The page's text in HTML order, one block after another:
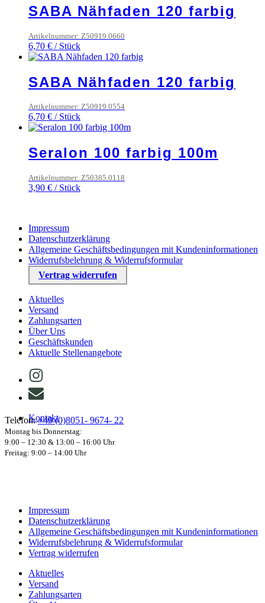
SABA Nähfaden 120 farbig
Artikelnummer: Z50919.0660
6,70 € / Stück
SABA Nähfaden 120 farbig
Artikelnummer: Z50919.0554
6,70 € / Stück
Seralon 100 farbig 100m
Artikelnummer: Z50385.0118
3,90 € / Stück
Impressum
Datenschutzerklärung
Allgemeine Geschäftsbedingungen mit Kundeninformationen
Widerrufsbelehrung & Widerrufsformular
Vertrag widerrufen
Aktuelles
Versand
Zahlungsarten
Über Uns
Geschäftskunden
Aktuelle Stellenangebote
Kontakt
Telefon:+49 (0)8051- 9674- 22
Montag bis Donnerstag:
9:00 – 12:30 & 13:00 – 16:00 Uhr
Freitag: 9:00 – 14:00 Uhr
Impressum
Datenschutzerklärung
Allgemeine Geschäftsbedingungen mit Kundeninformationen
Widerrufsbelehrung & Widerrufsformular
Vertrag widerrufen
Aktuelles
Versand
Zahlungsarten